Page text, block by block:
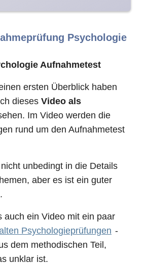
Psychologie
Aufnahmetest
ersten Überblick haben
dieses Video als
Im Video werden die
rund um den Aufnahmetest
unbedingt in die Details
aber es ist ein guter
auch ein Video mit ein paar
Psychologieprüfungen -
dem methodischen Teil,
unklar ist.